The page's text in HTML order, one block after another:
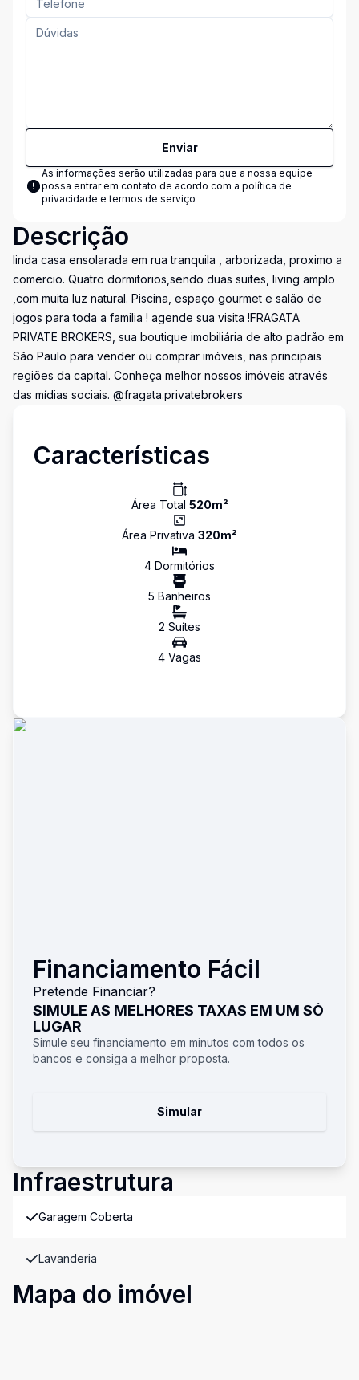
Enviar
As informações serão utilizadas para que a nossa equipe
possa entrar em contato de acordo com a política de
privacidade e termos de serviço
Descrição
linda casa ensolarada em rua tranquila , arborizada, proximo a
comercio. Quatro dormitorios,sendo duas suites, living amplo
,com muita luz natural. Piscina, espaço gourmet e salão de
jogos para toda a familia ! agende sua visita !FRAGATA
PRIVATE BROKERS, sua boutique imobiliária de alto padrão em
São Paulo para vender ou comprar imóveis, nas principais
regiões da capital. Conheça melhor nossos imóveis através
das mídias sociais. @fragata.privatebrokers
Características
Área Total 520m²
Área Privativa 320m²
4 Dormitórios
5 Banheiros
2 Suítes
4 Vagas
Financiamento Fácil
Pretende Financiar?
SIMULE AS MELHORES TAXAS EM UM SÓ
LUGAR
Simule seu financiamento em minutos com todos os
bancos e consiga a melhor proposta.
Simular
Infraestrutura
Garagem Coberta
Lavanderia
Mapa do imóvel